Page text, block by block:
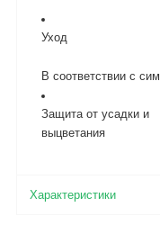
Уход
В соответствии с
Защита от усадки и
выцветания